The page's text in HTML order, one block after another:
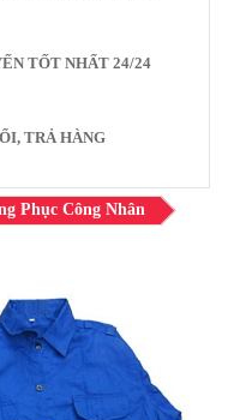
TỐT NHẤT 24/24
TRẢ HÀNG
Phục Công Nhân